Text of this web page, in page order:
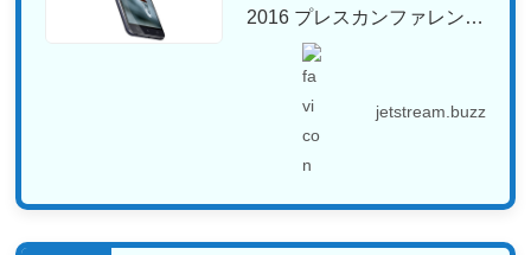
2016 プレスカンファレン
jetstream.buzz